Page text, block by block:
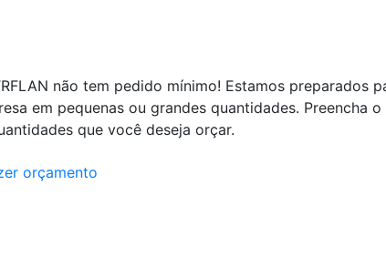
não tem pedido mínimo! Estamos preparados
em pequenas ou grandes quantidades. Preencha
que você deseja orçar.
orçamento